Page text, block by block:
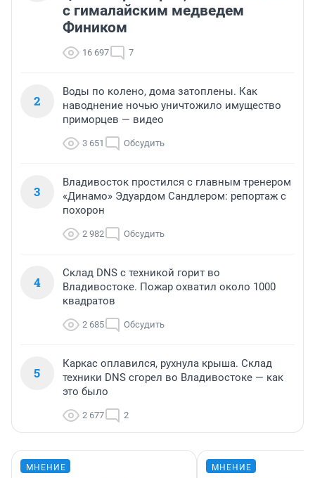
с гималайским медведем
Фиником
16 697 7
2
Воды по колено, дома затоплены. Как
наводнение ночью уничтожило имущество
приморцев — видео
3 651 Обсудить
3
Владивосток простился с главным тренером
«Динамо» Эдуардом Сандлером: репортаж с
похорон
2 982 Обсудить
4
Склад DNS с техникой горит во
Владивостоке. Пожар охватил около 1000
квадратов
2 685 Обсудить
5
Каркас оплавился, рухнула крыша. Склад
техники DNS сгорел во Владивостоке — как
это было
2 677 2
МНЕНИЕ МНЕНИЕ